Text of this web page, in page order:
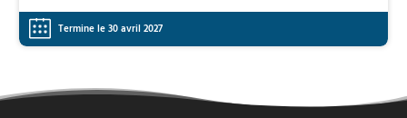
Termine le 30 avril 2027